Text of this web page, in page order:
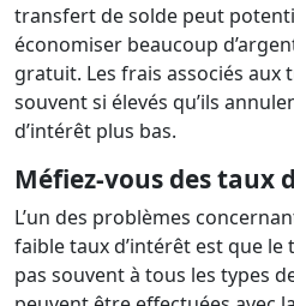
transfert de solde peut
économiser beaucoup
gratuit. Les frais associés
souvent si élevés qu’ils
d’intérêt plus bas.
Méfiez-vous des taux
L’un des problèmes
faible taux d’intérêt est que le
pas souvent à tous les types